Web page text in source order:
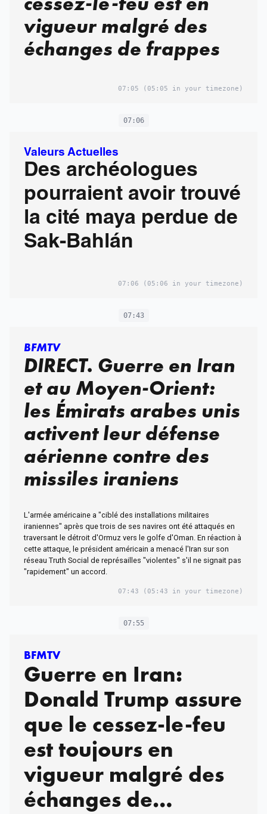
vigueur malgré des
échanges de frappes
07:05 (05:05 in your timezone)
07:06
Valeurs Actuelles
Des archéologues
pourraient avoir trouvé
la cité maya perdue de
Sak-Bahlán
07:06 (05:06 in your timezone)
07:43
BFMTV
DIRECT. Guerre en Iran
et au Moyen-Orient:
les Émirats arabes unis
activent leur défense
aérienne contre des
missiles iraniens
L'armée américaine a "ciblé des installations militaires
iraniennes" après que trois de ses navires ont été attaqués en
traversant le détroit d'Ormuz vers le golfe d'Oman. En réaction à
cette attaque, le président américain a menacé l'Iran sur son
réseau Truth Social de représailles "violentes" s'il ne signait pas
"rapidement" un accord.
07:43 (05:43 in your timezone)
07:55
BFMTV
Guerre en Iran:
Donald Trump assure
que le cessez-le-feu
est toujours en
vigueur malgré des
échanges de